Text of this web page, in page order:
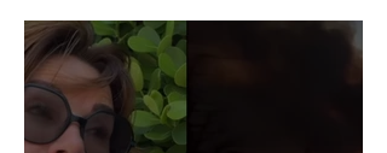
semé la panique dans son
équipe